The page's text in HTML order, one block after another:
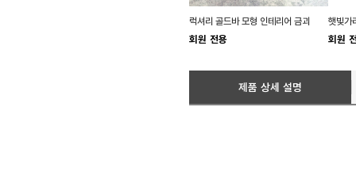
럭셔리 골드바 모형 인테리어 금괴
회원 전용
햇빛가
회원
제품 상세 설명